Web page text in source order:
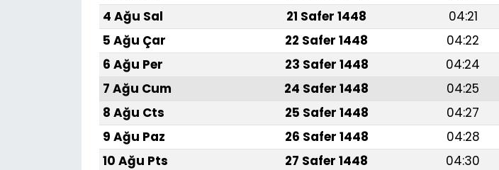
4 Ağu Sal
21 Safer 1448 04:21
5 Ağu Çar
22 Safer 1448 04:22
6 Ağu Per
23 Safer 1448 04:24
7 Ağu Cum
24 Safer 1448 04:25
8 Ağu Cts
25 Safer 1448 04:27
9 Ağu Paz
26 Safer 1448 04:28
10 Ağu Pts
27 Safer 1448 04:30